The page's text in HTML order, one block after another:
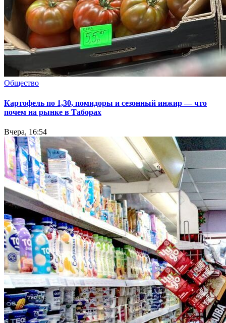
Общество
Картофель по 1,30, помидоры и сезонный инжир — что
почем на рынке в Таборах
Вчера, 16:54